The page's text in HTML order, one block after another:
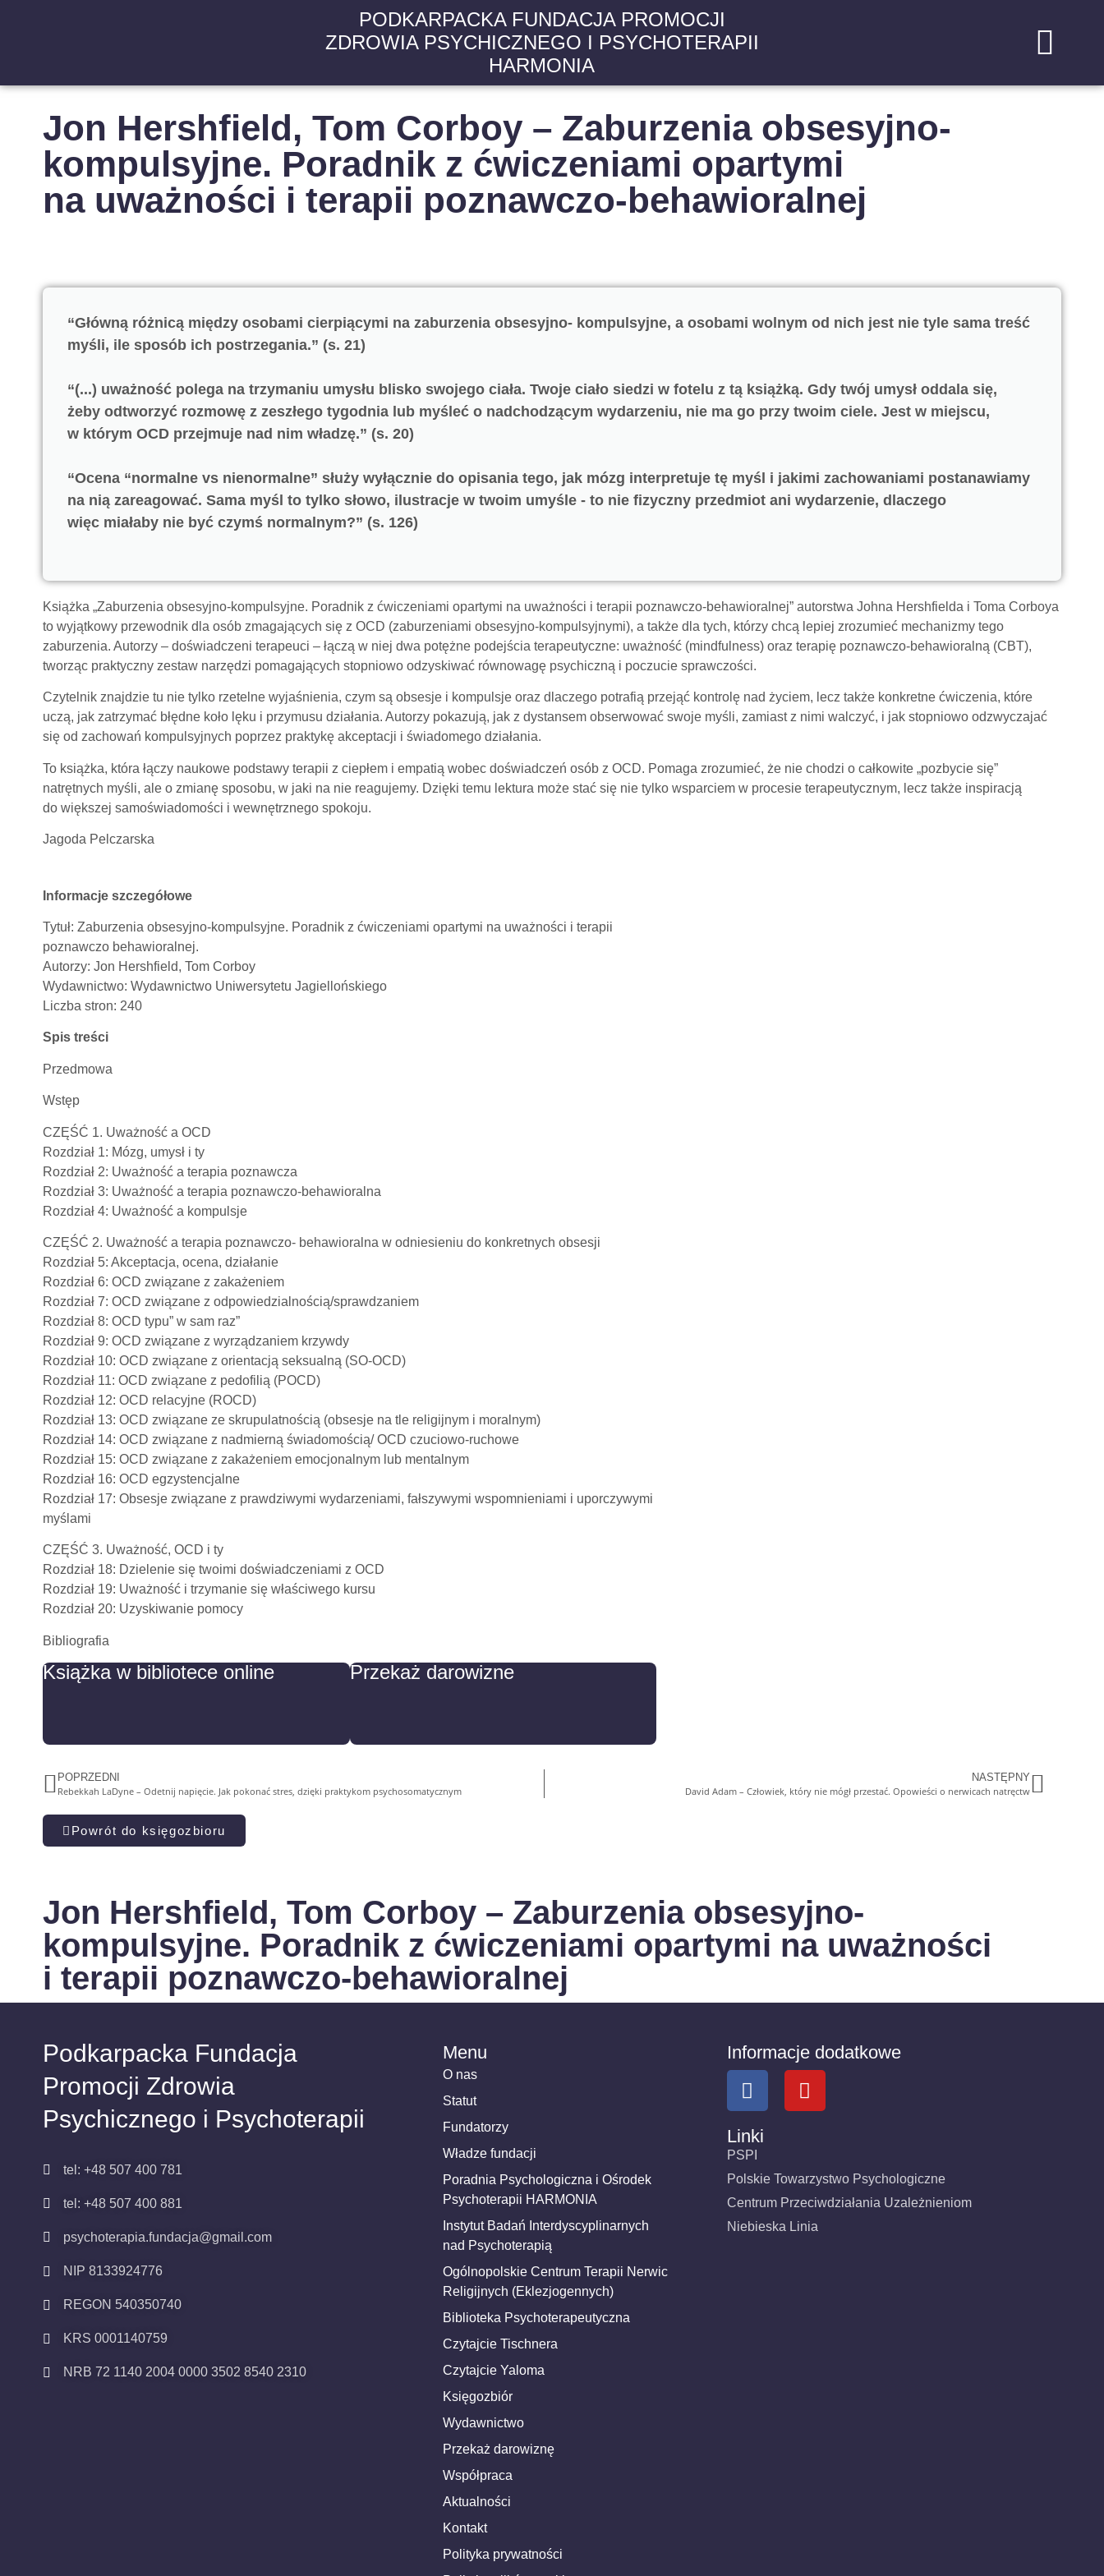
PODKARPACKA FUNDACJA PROMOCJI
ZDROWIA PSYCHICZNEGO I PSYCHOTERAPII
HARMONIA
Jon Hershfield, Tom Corboy – Zaburzenia obsesyjno-
kompulsyjne. Poradnik z ćwiczeniami opartymi
na uważności i terapii poznawczo-behawioralnej
“Główną różnicą między osobami cierpiącymi na zaburzenia obsesyjno- kompulsyjne, a osobami wolnym od nich jest nie tyle sama treść
myśli, ile sposób ich postrzegania.” (s. 21)
“(...) uważność polega na trzymaniu umysłu blisko swojego ciała. Twoje ciało siedzi w fotelu z tą książką. Gdy twój umysł oddala się,
żeby odtworzyć rozmowę z zeszłego tygodnia lub myśleć o nadchodzącym wydarzeniu, nie ma go przy twoim ciele. Jest w miejscu,
w którym OCD przejmuje nad nim władzę.” (s. 20)
“Ocena “normalne vs nienormalne” służy wyłącznie do opisania tego, jak mózg interpretuje tę myśl i jakimi zachowaniami postanawiamy
na nią zareagować. Sama myśl to tylko słowo, ilustracje w twoim umyśle - to nie fizyczny przedmiot ani wydarzenie, dlaczego
więc miałaby nie być czymś normalnym?” (s. 126)
Książka „Zaburzenia obsesyjno-kompulsyjne. Poradnik z ćwiczeniami opartymi na uważności i terapii poznawczo-behawioralnej” autorstwa Johna Hershfielda i Toma Corboya
to wyjątkowy przewodnik dla osób zmagających się z OCD (zaburzeniami obsesyjno-kompulsyjnymi), a także dla tych, którzy chcą lepiej zrozumieć mechanizmy tego
zaburzenia. Autorzy – doświadczeni terapeuci – łączą w niej dwa potężne podejścia terapeutyczne: uważność (mindfulness) oraz terapię poznawczo-behawioralną (CBT),
tworząc praktyczny zestaw narzędzi pomagających stopniowo odzyskiwać równowagę psychiczną i poczucie sprawczości.
Czytelnik znajdzie tu nie tylko rzetelne wyjaśnienia, czym są obsesje i kompulsje oraz dlaczego potrafią przejąć kontrolę nad życiem, lecz także konkretne ćwiczenia, które
uczą, jak zatrzymać błędne koło lęku i przymusu działania. Autorzy pokazują, jak z dystansem obserwować swoje myśli, zamiast z nimi walczyć, i jak stopniowo odzwyczajać
się od zachowań kompulsyjnych poprzez praktykę akceptacji i świadomego działania.
To książka, która łączy naukowe podstawy terapii z ciepłem i empatią wobec doświadczeń osób z OCD. Pomaga zrozumieć, że nie chodzi o całkowite „pozbycie się”
natrętnych myśli, ale o zmianę sposobu, w jaki na nie reagujemy. Dzięki temu lektura może stać się nie tylko wsparciem w procesie terapeutycznym, lecz także inspiracją
do większej samoświadomości i wewnętrznego spokoju.
Jagoda Pelczarska
Informacje szczegółowe
Tytuł: Zaburzenia obsesyjno-kompulsyjne. Poradnik z ćwiczeniami opartymi na uważności i terapii
poznawczo behawioralnej.
Autorzy: Jon Hershfield, Tom Corboy
Wydawnictwo: Wydawnictwo Uniwersytetu Jagiellońskiego
Liczba stron: 240
Spis treści
Przedmowa
Wstęp
CZĘŚĆ 1. Uważność a OCD
Rozdział 1: Mózg, umysł i ty
Rozdział 2: Uważność a terapia poznawcza
Rozdział 3: Uważność a terapia poznawczo-behawioralna
Rozdział 4: Uważność a kompulsje
CZĘŚĆ 2. Uważność a terapia poznawczo- behawioralna w odniesieniu do konkretnych obsesji
Rozdział 5: Akceptacja, ocena, działanie
Rozdział 6: OCD związane z zakażeniem
Rozdział 7: OCD związane z odpowiedzialnością/sprawdzaniem
Rozdział 8: OCD typu” w sam raz”
Rozdział 9: OCD związane z wyrządzaniem krzywdy
Rozdział 10: OCD związane z orientacją seksualną (SO-OCD)
Rozdział 11: OCD związane z pedofilią (POCD)
Rozdział 12: OCD relacyjne (ROCD)
Rozdział 13: OCD związane ze skrupulatnością (obsesje na tle religijnym i moralnym)
Rozdział 14: OCD związane z nadmierną świadomością/ OCD czuciowo-ruchowe
Rozdział 15: OCD związane z zakażeniem emocjonalnym lub mentalnym
Rozdział 16: OCD egzystencjalne
Rozdział 17: Obsesje związane z prawdziwymi wydarzeniami, fałszywymi wspomnieniami i uporczywymi
myślami
CZĘŚĆ 3. Uważność, OCD i ty
Rozdział 18: Dzielenie się twoimi doświadczeniami z OCD
Rozdział 19: Uważność i trzymanie się właściwego kursu
Rozdział 20: Uzyskiwanie pomocy
Bibliografia
Książka w bibliotece online Przekaż darowizne
POPRZEDNI
Rebekkah LaDyne – Odetnij napięcie. Jak pokonać stres, dzięki praktykom psychosomatycznym
NASTĘPNY
David Adam – Człowiek, który nie mógł przestać. Opowieści o nerwicach natręctw
Powrót do księgozbioru
Jon Hershfield, Tom Corboy – Zaburzenia obsesyjno-
kompulsyjne. Poradnik z ćwiczeniami opartymi na uważności
i terapii poznawczo-behawioralnej
Podkarpacka Fundacja
Promocji Zdrowia
Psychicznego i Psychoterapii
tel: +48 507 400 781
tel: +48 507 400 881
psychoterapia.fundacja@gmail.com
NIP 8133924776
REGON 540350740
KRS 0001140759
NRB 72 1140 2004 0000 3502 8540 2310
Menu
O nas
Statut
Fundatorzy
Władze fundacji
Poradnia Psychologiczna i Ośrodek
Psychoterapii HARMONIA
Instytut Badań Interdyscyplinarnych
nad Psychoterapią
Ogólnopolskie Centrum Terapii Nerwic
Religijnych (Eklezjogennych)
Biblioteka Psychoterapeutyczna
Czytajcie Tischnera
Czytajcie Yaloma
Księgozbiór
Wydawnictwo
Przekaż darowiznę
Współpraca
Aktualności
Kontakt
Polityka prywatności
Informacje dodatkowe
Linki
PSPI
Polskie Towarzystwo Psychologiczne
Centrum Przeciwdziałania Uzależnieniom
Niebieska Linia